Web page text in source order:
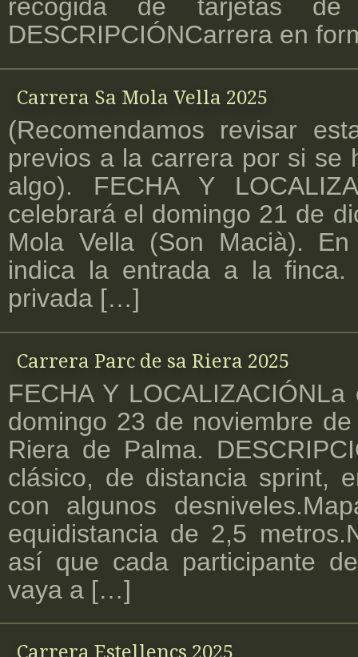
recogida de tarjetas
DESCRIPCIÓNCarrera en
Carrera Sa Mola Vella 2025
(Recomendamos revisar
previos a la carrera por si se
algo). FECHA Y
celebrará el domingo 21 de
Mola Vella (Son Macià).
indica la entrada a la
privada […]
Carrera Parc de sa Riera 2025
FECHA Y
domingo 23 de noviembre
Riera de Palma.
clásico, de distancia sprint,
con algunos
equidistancia de 2,5
así que cada participante
vaya a […]
Carrera Estellencs 2025